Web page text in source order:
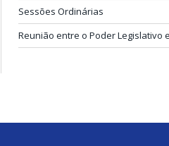
Sessões Ordinárias
Reunião entre o Poder Legislativo